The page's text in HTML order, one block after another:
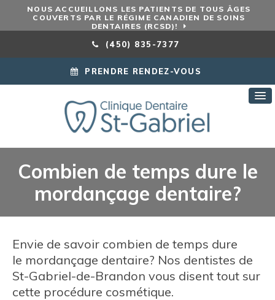
NOUS ACCUEILLONS LES PATIENTS DE TOUS ÂGES
COUVERTS PAR LE RÉGIME CANADIEN DE SOINS
DENTAIRES (RCSD)!
(450) 835-7377
PRENDRE RENDEZ-VOUS
Combien de temps dure le
mordançage dentaire?
Envie de savoir combien de temps dure
le mordançage dentaire? Nos dentistes de
St-Gabriel-de-Brandon vous disent tout sur
cette procédure cosmétique.